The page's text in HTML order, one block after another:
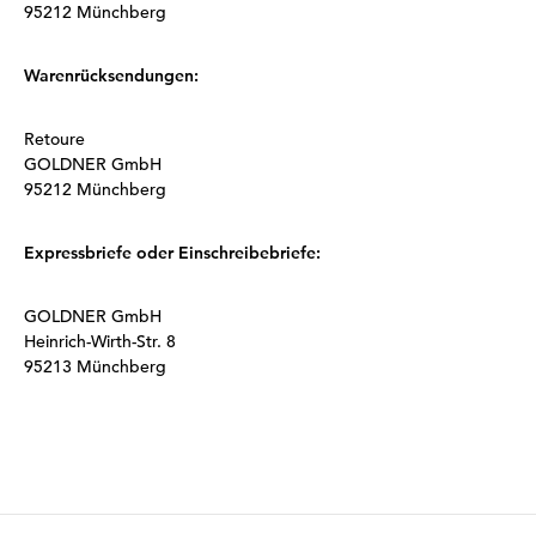
95212 Münchberg
Warenrücksendungen:
Retoure
GOLDNER GmbH
95212 Münchberg
Expressbriefe oder Einschreibebriefe:
GOLDNER GmbH
Heinrich-Wirth-Str. 8
95213 Münchberg